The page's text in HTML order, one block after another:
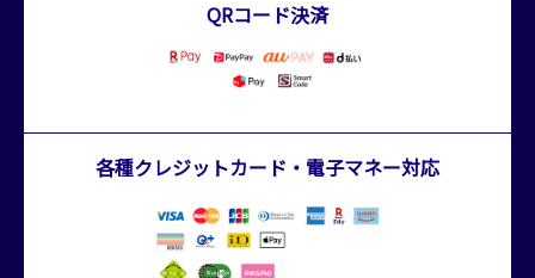
QRコード決済
各種クレジットカード・電子マネー対応